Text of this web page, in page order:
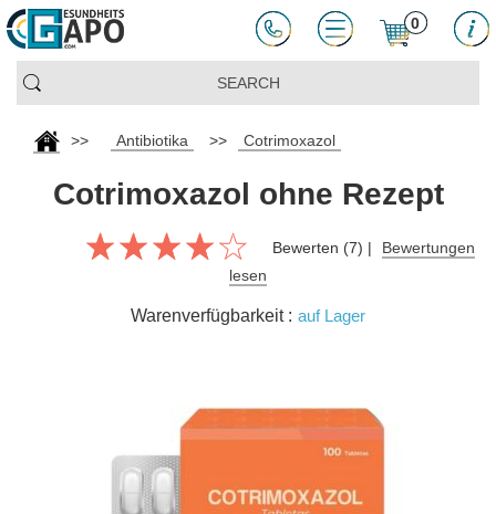
0
>> Antibiotika >> Cotrimoxazol
Cotrimoxazol ohne Rezept
Bewerten (7) |
Bewertungen
lesen
Warenverfügbarkeit : auf Lager